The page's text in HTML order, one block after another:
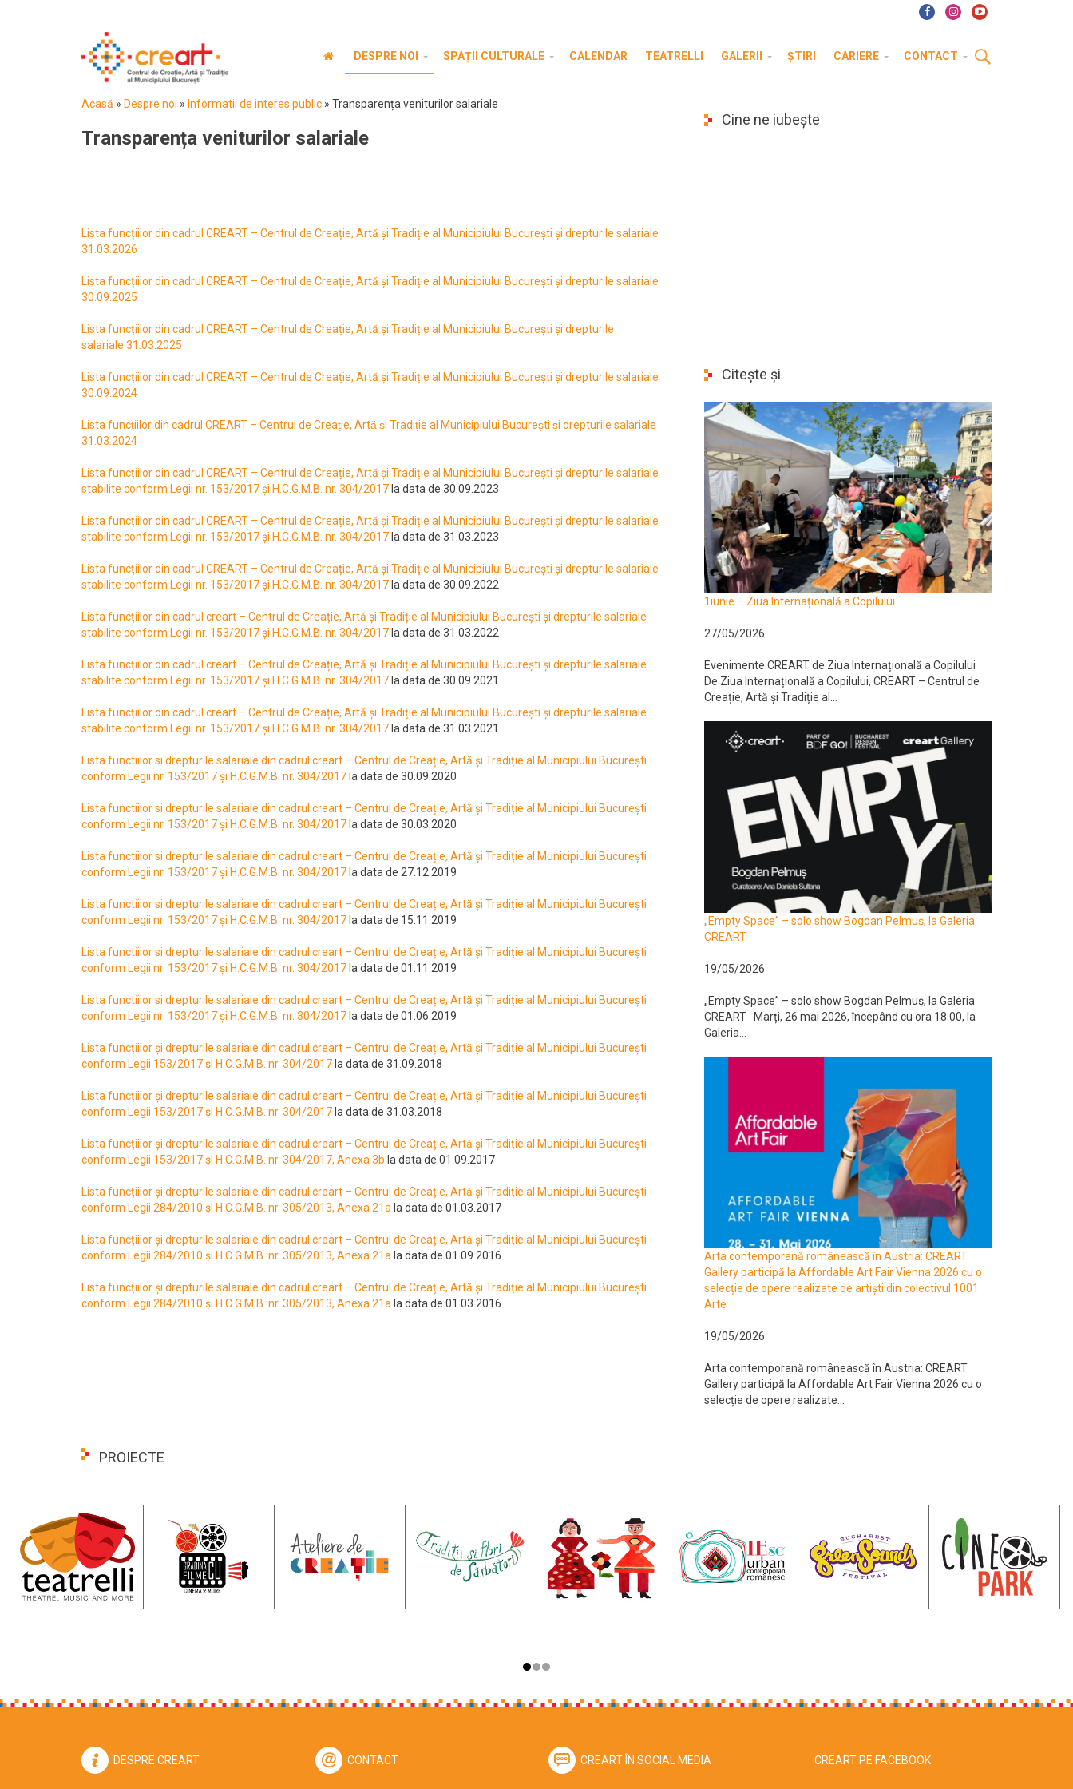
DESPRE NOI SPAȚII CULTURALE CALENDAR TEATRELLI GALERII ȘTIRI CARIERE CONTACT
Acasă » Despre noi » Informatii de interes public » Transparența veniturilor salariale
Transparența veniturilor salariale
Lista funcțiilor din cadrul CREART – Centrul de Creație, Artă și Tradiție al Municipiului București și drepturile salariale
31.03.2026
Lista funcțiilor din cadrul CREART – Centrul de Creație, Artă și Tradiție al Municipiului București și drepturile salariale
30.09.2025
Lista funcțiilor din cadrul CREART – Centrul de Creație, Artă și Tradiție al Municipiului București și drepturile
salariale 31.03.2025
Lista funcțiilor din cadrul CREART – Centrul de Creație, Artă și Tradiție al Municipiului București și drepturile salariale
30.09.2024
Lista funcțiilor din cadrul CREART – Centrul de Creație, Artă și Tradiție al Municipiului București și drepturile salariale
31.03.2024
Lista funcțiilor din cadrul CREART – Centrul de Creație, Artă și Tradiție al Municipiului București și drepturile salariale
stabilite conform Legii nr. 153/2017 și H.C.G.M.B. nr. 304/2017 la data de 30.09.2023
Lista funcțiilor din cadrul CREART – Centrul de Creație, Artă și Tradiție al Municipiului București și drepturile salariale
stabilite conform Legii nr. 153/2017 și H.C.G.M.B. nr. 304/2017 la data de 31.03.2023
Lista funcțiilor din cadrul CREART – Centrul de Creație, Artă și Tradiție al Municipiului București și drepturile salariale
stabilite conform Legii nr. 153/2017 și H.C.G.M.B. nr. 304/2017 la data de 30.09.2022
Lista funcțiilor din cadrul creart – Centrul de Creație, Artă și Tradiție al Municipiului București și drepturile salariale
stabilite conform Legii nr. 153/2017 și H.C.G.M.B. nr. 304/2017 la data de 31.03.2022
Lista funcțiilor din cadrul creart – Centrul de Creație, Artă și Tradiție al Municipiului București și drepturile salariale
stabilite conform Legii nr. 153/2017 și H.C.G.M.B. nr. 304/2017 la data de 30.09.2021
Lista funcțiilor din cadrul creart – Centrul de Creație, Artă și Tradiție al Municipiului București și drepturile salariale
stabilite conform Legii nr. 153/2017 și H.C.G.M.B. nr. 304/2017 la data de 31.03.2021
Lista functiilor si drepturile salariale din cadrul creart – Centrul de Creație, Artă și Tradiție al Municipiului București
conform Legii nr. 153/2017 și H.C.G.M.B. nr. 304/2017 la data de 30.09.2020
Lista functiilor si drepturile salariale din cadrul creart – Centrul de Creație, Artă și Tradiție al Municipiului București
conform Legii nr. 153/2017 și H.C.G.M.B. nr. 304/2017 la data de 30.03.2020
Lista functiilor si drepturile salariale din cadrul creart – Centrul de Creație, Artă și Tradiție al Municipiului București
conform Legii nr. 153/2017 și H.C.G.M.B. nr. 304/2017 la data de 27.12.2019
Lista functiilor si drepturile salariale din cadrul creart – Centrul de Creație, Artă și Tradiție al Municipiului București
conform Legii nr. 153/2017 și H.C.G.M.B. nr. 304/2017 la data de 15.11.2019
Lista functiilor si drepturile salariale din cadrul creart – Centrul de Creație, Artă și Tradiție al Municipiului București
conform Legii nr. 153/2017 și H.C.G.M.B. nr. 304/2017 la data de 01.11.2019
Lista functiilor si drepturile salariale din cadrul creart – Centrul de Creație, Artă și Tradiție al Municipiului București
conform Legii nr. 153/2017 și H.C.G.M.B. nr. 304/2017 la data de 01.06.2019
Lista funcțiilor și drepturile salariale din cadrul creart – Centrul de Creație, Artă și Tradiție al Municipiului București
conform Legii 153/2017 și H.C.G.M.B. nr. 304/2017 la data de 31.09.2018
Lista funcțiilor și drepturile salariale din cadrul creart – Centrul de Creație, Artă și Tradiție al Municipiului București
conform Legii 153/2017 și H.C.G.M.B. nr. 304/2017 la data de 31.03.2018
Lista funcțiilor și drepturile salariale din cadrul creart – Centrul de Creație, Artă și Tradiție al Municipiului București
conform Legii 153/2017 și H.C.G.M.B. nr. 304/2017, Anexa 3b la data de 01.09.2017
Lista funcțiilor și drepturile salariale din cadrul creart – Centrul de Creație, Artă și Tradiție al Municipiului București
conform Legii 284/2010 și H.C.G.M.B. nr. 305/2013, Anexa 21a la data de 01.03.2017
Lista funcțiilor și drepturile salariale din cadrul creart – Centrul de Creație, Artă și Tradiție al Municipiului București
conform Legii 284/2010 și H.C.G.M.B. nr. 305/2013, Anexa 21a la data de 01.09.2016
Lista funcțiilor și drepturile salariale din cadrul creart – Centrul de Creație, Artă și Tradiție al Municipiului București
conform Legii 284/2010 și H.C.G.M.B. nr. 305/2013, Anexa 21a la data de 01.03.2016
Cine ne iubește
Citește și
1iunie – Ziua Internațională a Copilului
27/05/2026
Evenimente CREART de Ziua Internațională a Copilului
De Ziua Internațională a Copilului, CREART – Centrul de
Creație, Artă și Tradiție al...
„Empty Space” – solo show Bogdan Pelmuș, la Galeria
CREART
19/05/2026
„Empty Space” – solo show Bogdan Pelmuș, la Galeria
CREART Marți, 26 mai 2026, începând cu ora 18:00, la
Galeria...
Arta contemporană românească în Austria: CREART
Gallery participă la Affordable Art Fair Vienna 2026 cu o
selecție de opere realizate de artiști din colectivul 1001
Arte
19/05/2026
Arta contemporană românească în Austria: CREART
Gallery participă la Affordable Art Fair Vienna 2026 cu o
selecție de opere realizate...
PROIECTE
DESPRE CREART CONTACT CREART ÎN SOCIAL MEDIA CREART PE FACEBOOK